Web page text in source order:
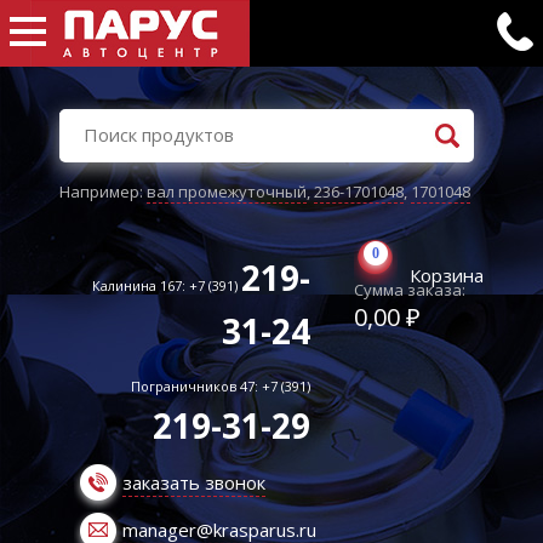
Например:вал промежуточный,236-1701048,1701048
Калинина 167: +7 (391) 219-
31-24
Пограничников 47: +7 (391)
219-31-29
заказать звонок
manager@krasparus.ru
0
Корзина
Сумма заказа:
0,00 ₽